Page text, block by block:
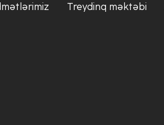
Treydinq məktəbi